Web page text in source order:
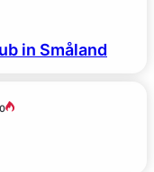
in Småland